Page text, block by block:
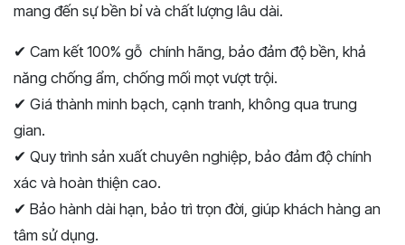
mang đến sự bền bỉ và chất lượng lâu dài.
✔ Cam kết 100% gỗ chính hãng, bảo đảm độ bền, khả
năng chống ẩm, chống mối mọt vượt trội.
✔ Giá thành minh bạch, cạnh tranh, không qua trung
gian.
✔ Quy trình sản xuất chuyên nghiệp, bảo đảm độ chính
xác và hoàn thiện cao.
✔ Bảo hành dài hạn, bảo trì trọn đời, giúp khách hàng an
tâm sử dụng.